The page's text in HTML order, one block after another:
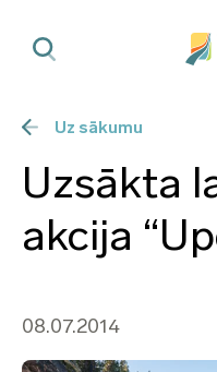
Uz sākumu
Uzsākta
akcija
08.07.2014